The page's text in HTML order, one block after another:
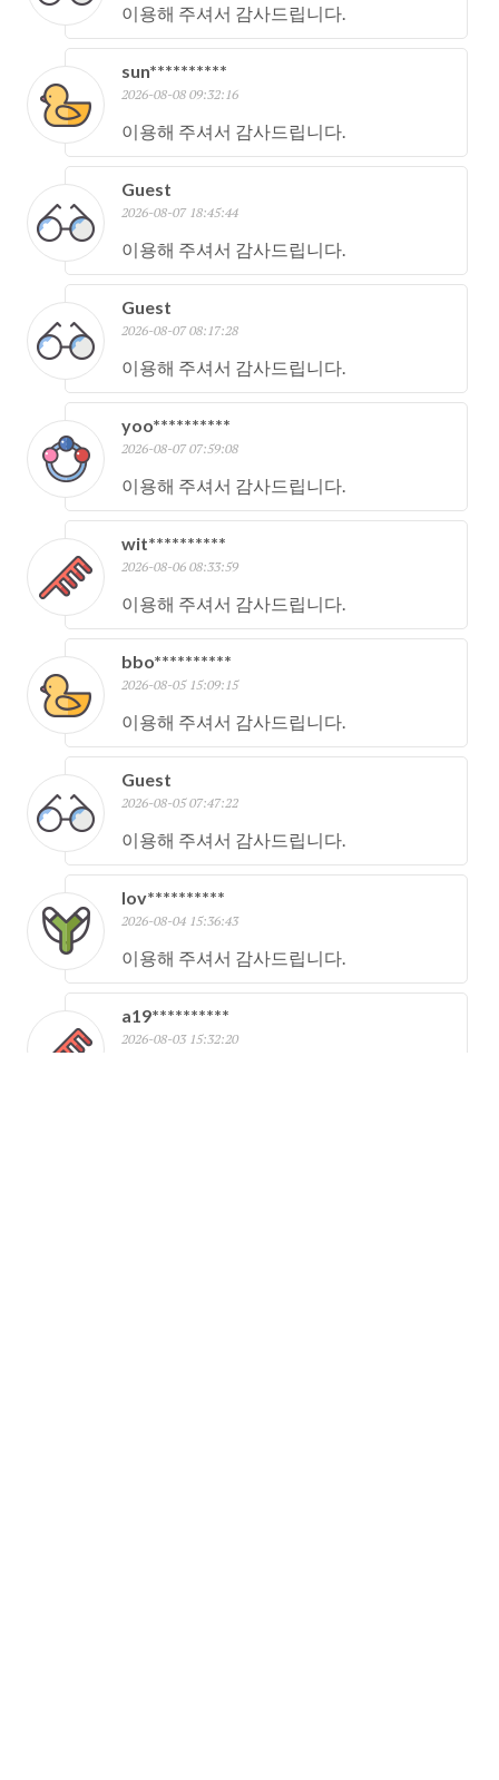
이용해 주셔서 감사드립니다.
sun**********
2026-08-08 09:32:16
이용해 주셔서 감사드립니다.
Guest
2026-08-07 18:45:44
이용해 주셔서 감사드립니다.
Guest
2026-08-07 08:17:28
이용해 주셔서 감사드립니다.
yoo**********
2026-08-07 07:59:08
이용해 주셔서 감사드립니다.
wit**********
2026-08-06 08:33:59
이용해 주셔서 감사드립니다.
bbo**********
2026-08-05 15:09:15
이용해 주셔서 감사드립니다.
Guest
2026-08-05 07:47:22
이용해 주셔서 감사드립니다.
lov**********
2026-08-04 15:36:43
이용해 주셔서 감사드립니다.
a19**********
2026-08-03 15:32:20